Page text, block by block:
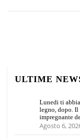
ULTIME
Lunedi ti
legno, dopo. Il
impregnante
Agosto 6,